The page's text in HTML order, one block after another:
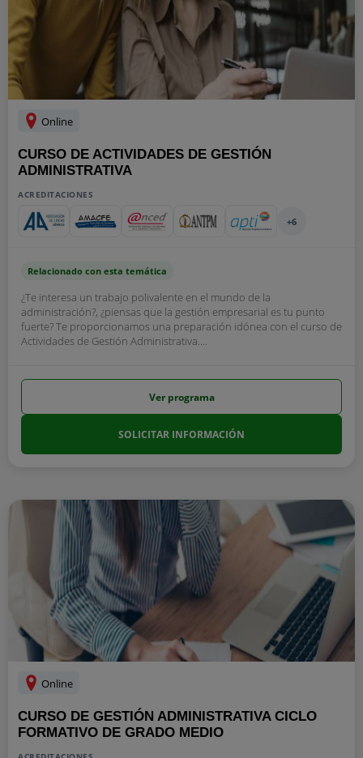
Online
CURSO DE ACTIVIDADES DE GESTIÓN
ADMINISTRATIVA
ACREDITACIONES
+6
Relacionado con esta temática
¿Te interesa un trabajo polivalente en el mundo de la
administración?, ¿piensas que la gestión empresarial es tu punto
fuerte? Te proporcionamos una preparación idónea con el curso de
Actividades de Gestión Administrativa....
Ver programa
SOLICITAR INFORMACIÓN
Online
CURSO DE GESTIÓN ADMINISTRATIVA CICLO
FORMATIVO DE GRADO MEDIO